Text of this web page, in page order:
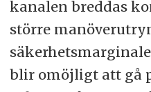
kanalen breddas
större
blir omöjligt att gå